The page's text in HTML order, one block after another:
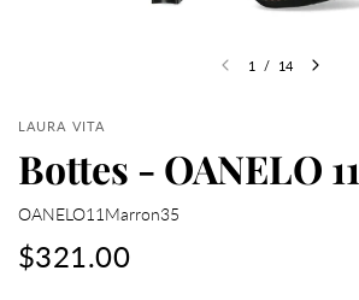
1 / 14
LAURA VITA
Bottes - OANELO 11
OANELO11Marron35
$321.00